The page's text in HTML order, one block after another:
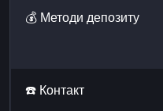
💰 Методи депозиту
☎️ Контакт